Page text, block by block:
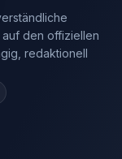
den offiziellen
redaktionell